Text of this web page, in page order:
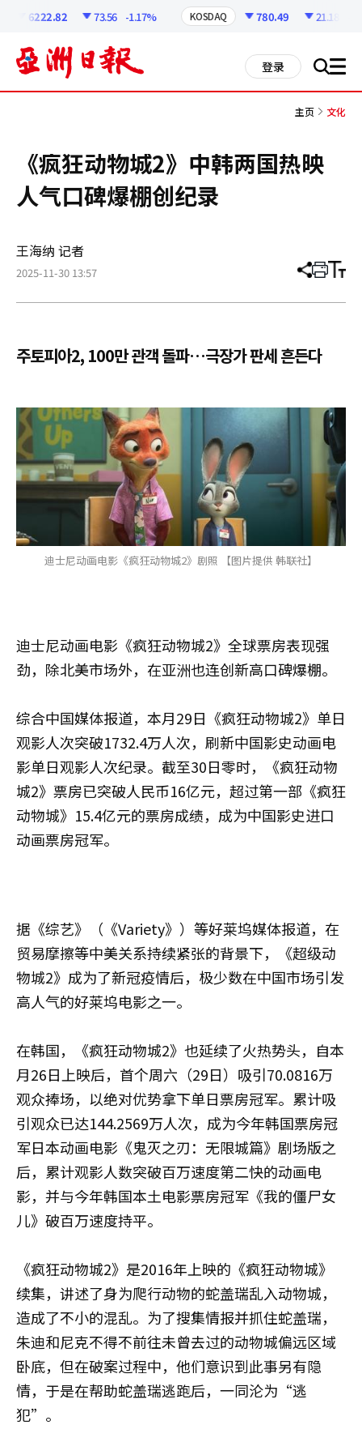
6222.82 73.56 -1.17% KOSDAQ 780.49 21.18
登录 搜 all
主页 文化
《疯狂动物城2》中韩两国热映
人气口碑爆棚创纪录
王海纳 记者
2025-11-30 13:57 分
章
打 调
小
주토피아2, 100만 관객 돌파…극장가 판세 흔든다
迪士尼动画电影《疯狂动物城2》剧照 【图片提供 韩联社】
迪士尼动画电影《疯狂动物城2》全球票房表现强
劲，除北美市场外，在亚洲也连创新高口碑爆棚。
综合中国媒体报道，本月29日《疯狂动物城2》单日
观影人次突破1732.4万人次，刷新中国影史动画电
影单日观影人次纪录。截至30日零时，《疯狂动物
城2》票房已突破人民币16亿元，超过第一部《疯狂
动物城》15.4亿元的票房成绩，成为中国影史进口
动画票房冠军。
据《综艺》（《Variety》）等好莱坞媒体报道，在
贸易摩擦等中美关系持续紧张的背景下，《超级动
物城2》成为了新冠疫情后，极少数在中国市场引发
高人气的好莱坞电影之一。
在韩国，《疯狂动物城2》也延续了火热势头，自本
月26日上映后，首个周六（29日）吸引70.0816万
观众捧场，以绝对优势拿下单日票房冠军。累计吸
引观众已达144.2569万人次，成为今年韩国票房冠
军日本动画电影《鬼灭之刃：无限城篇》剧场版之
后，累计观影人数突破百万速度第二快的动画电
影，并与今年韩国本土电影票房冠军《我的僵尸女
儿》破百万速度持平。
《疯狂动物城2》是2016年上映的《疯狂动物城》
续集，讲述了身为爬行动物的蛇盖瑞乱入动物城，
造成了不小的混乱。为了搜集情报并抓住蛇盖瑞，
朱迪和尼克不得不前往未曾去过的动物城偏远区域
卧底，但在破案过程中，他们意识到此事另有隐
情，于是在帮助蛇盖瑞逃跑后，一同沦为“逃
犯”。